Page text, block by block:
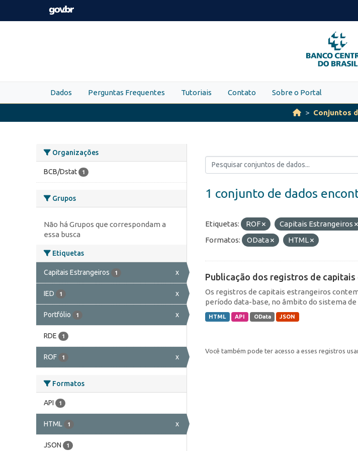
Skip to main content
PARA
O
Dados Perguntas Frequentes Tutoriais Contato Sobre o Portal
Conjuntos
Organizações
BCB/Dstat 1
Grupos
Não há Grupos que correspondam a
essa busca
Etiquetas
Capitais Estrangeiros 1 x
IED 1 x
Portfólio 1 x
RDE 1
ROF 1 x
Formatos
API 1
HTML 1 x
JSON 1
1 conjunto de dados
Etiquetas: ROF Capitais Estrangeiros
Formatos:
OData HTML
Publicação dos registros de
Os registros de capitais estrangeiros
período data-base, no âmbito do sistema
HTML API OData JSON
Você também pode ter acesso a esses registros